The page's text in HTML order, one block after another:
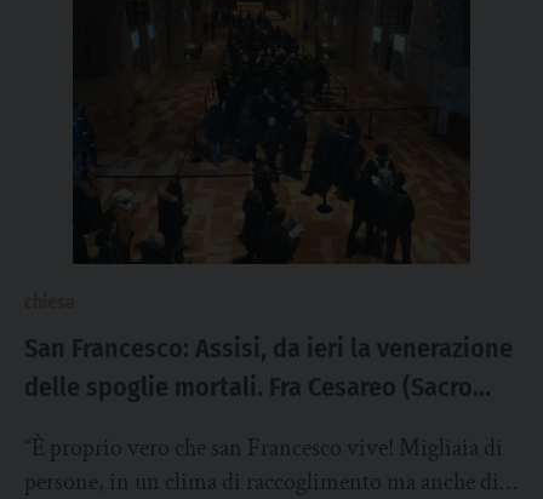
San Francesco: Assisi, da ieri la venerazione
delle spoglie mortali. Fra Cesareo (Sacro
Convento), “migliaia di persone, in un clima
di raccoglimento e gioia”
“È proprio vero che san Francesco vive! Migliaia di
persone, in un clima di raccoglimento ma anche di